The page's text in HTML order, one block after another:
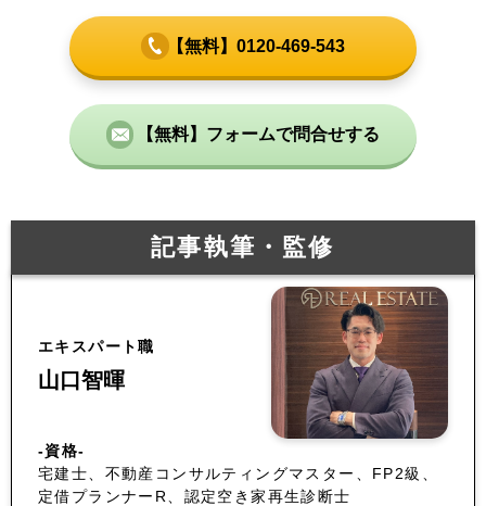
【無料】0120-469-543
【無料】フォームで問合せする
記事執筆・監修
エキスパート職
山口智暉
-資格-
宅建士、不動産コンサルティングマスター、FP2級、
定借プランナーR、認定空き家再生診断士